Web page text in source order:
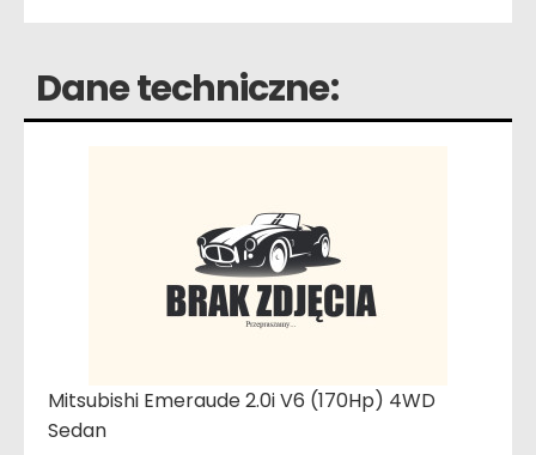
Dane techniczne:
Mitsubishi Emeraude 2.0i V6 (170Hp) 4WD
Sedan